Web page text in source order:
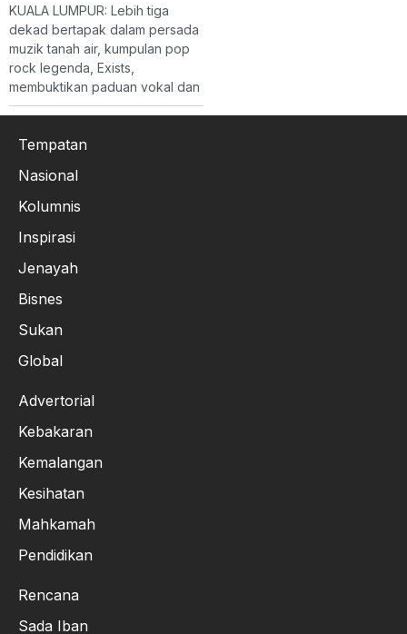
KUALA LUMPUR: Lebih tiga
dekad bertapak dalam persada
muzik tanah air, kumpulan pop
rock legenda, Exists,
membuktikan paduan vokal dan
Tempatan
Nasional
Kolumnis
Inspirasi
Jenayah
Bisnes
Sukan
Global
Advertorial
Kebakaran
Kemalangan
Kesihatan
Mahkamah
Pendidikan
Rencana
Sada Iban